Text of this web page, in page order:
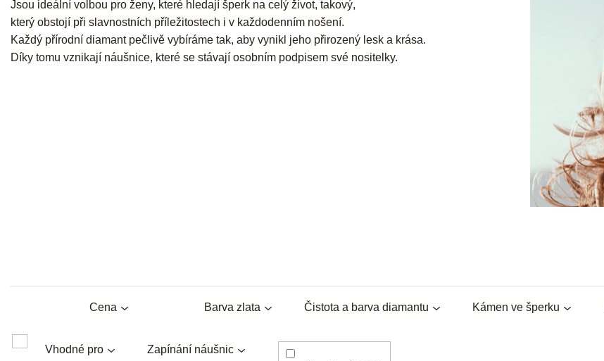
Jsou ideální volbou pro ženy, které hledají šperk na celý život, takový,
který obstojí při slavnostních příležitostech i v každodenním nošení.
Každý přírodní diamant pečlivě vybíráme tak, aby vynikl jeho přirozený lesk a krása.
Díky tomu vznikají náušnice, které se stávají osobním podpisem své nositelky.
Barva zlata Čistota a barva diamantu Kámen ve šperku
Vhodné pro Zapínání náušnic
Cena